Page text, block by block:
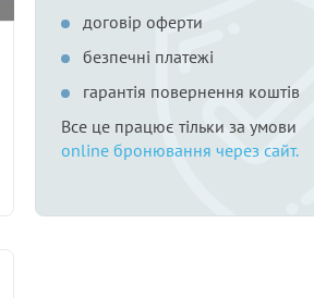
договір оферти
безпечні платежі
гарантія повернення коштів
Все це працює тільки за умови
online бронювання через сайт.